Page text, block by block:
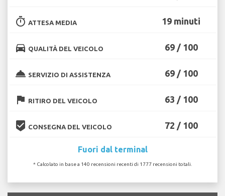
timer ATTESA MEDIA 19 minuti
directions_car QUALITÀ DEL VEICOLO 69 / 100
room_service SERVIZIO DI ASSISTENZA 69 / 100
flag RITIRO DEL VEICOLO 63 / 100
beenhere CONSEGNA DEL VEICOLO 72 / 100
Fuori dal terminal
* Calcolato in base a 140 recensioni recenti di 1777 recensioni totali.